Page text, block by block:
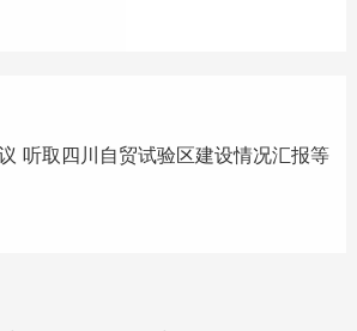
听取四川自贸试验区建设情况汇报等